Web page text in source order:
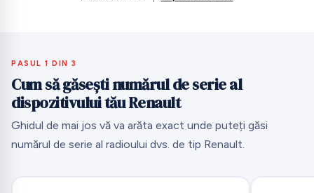
PASUL 1 DIN 3
Cum să găsești numărul de serie al
dispozitivului tău Renault
Ghidul de mai jos vă va arăta exact unde puteți găsi
numărul de serie al radioului dvs. de tip Renault.